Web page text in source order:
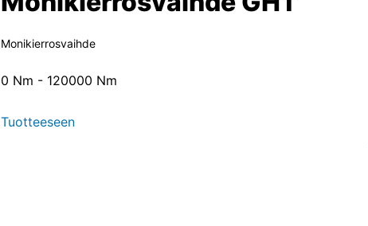
Monikierrosvaihde
0 Nm - 120000 Nm
Tuotteeseen